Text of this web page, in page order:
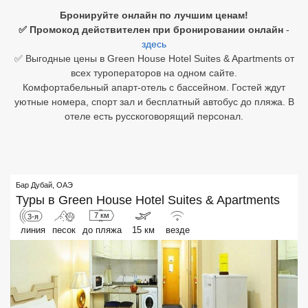
Бронируйте онлайн по лучшим ценам!
✅ Промокод действителен при бронировании онлайн -
здесь
✅ Выгодные цены в Green House Hotel Suites & Apartments от
всех туроператоров на одном сайте.
Комфортабельный апарт-отель с бассейном. Гостей ждут
уютные номера, спорт зал и бесплатный автобус до пляжа. В
отеле есть русскоговорящий персонал.
Бар Дубай ОАЭ
Туры в Green House Hotel Suites & Apartments
3-я
линия песок
7 км
до пляжа 15 км везде
Египет
Куба
Бали
Северный Гоа
Южный Гоа
Абхазия
Большой Сочи